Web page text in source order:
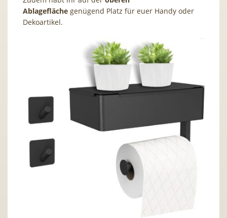
Ablagefläche genügend Platz für euer Handy oder
Dekoartikel.